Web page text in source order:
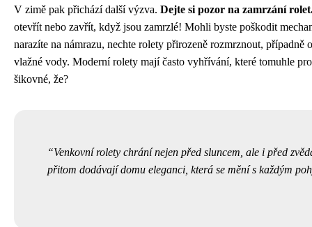
V zimě pak přichází další výzva. Dejte si pozor na zamrzání
otevřít nebo zavřít, když jsou zamrzlé! Mohli byste poškodit
narazíte na námrazu, nechte rolety přirozeně rozmrznout, případně
vlažné vody. Moderní rolety mají často vyhřívání, které tomuhle
šikovné, že?
Venkovní rolety chrání nejen před sluncem, ale i před
přitom dodávají domu eleganci, která se mění s každým